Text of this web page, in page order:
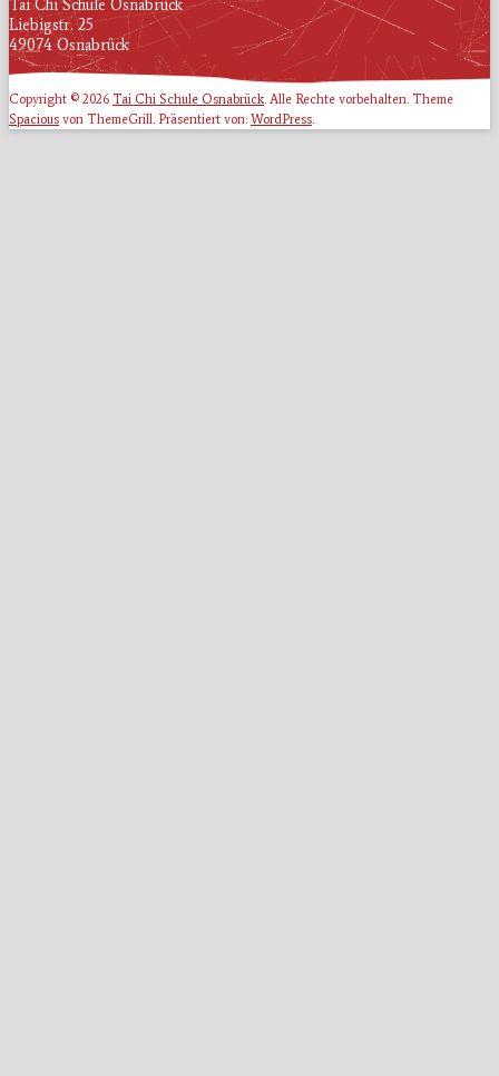
Tai Chi Schule Osnabrück
Liebigstr. 25
49074 Osnabrück
Copyright © 2026 Tai Chi Schule Osnabrück . Alle Rechte vorbehalten. Theme
Spacious von ThemeGrill. Präsentiert von: WordPress